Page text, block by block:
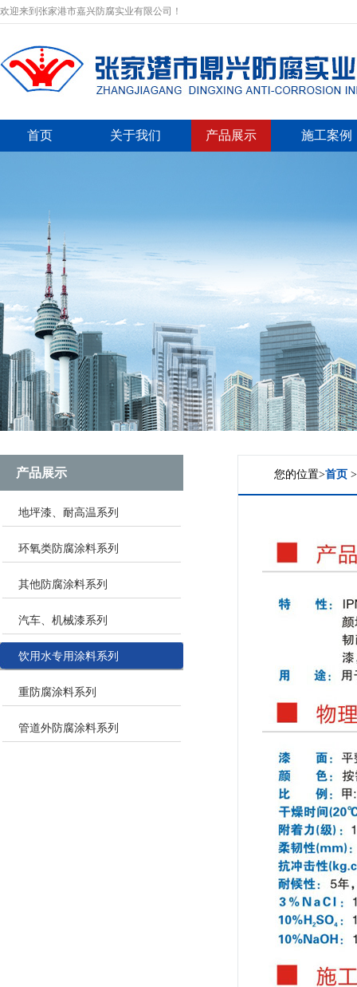
欢迎来到张家港市嘉兴防腐实业有限公司！
首页 关于我们 产品展示 施工案例
产品展示
地坪漆、耐高温系列
环氧类防腐涂料系列
其他防腐涂料系列
汽车、机械漆系列
饮用水专用涂料系列
重防腐涂料系列
管道外防腐涂料系列
您的位置>首页